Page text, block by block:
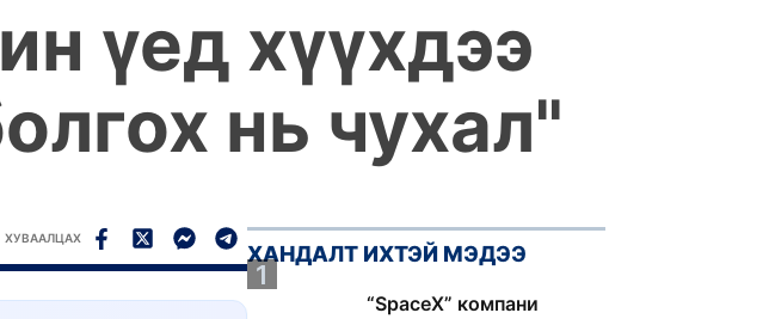
үед хүүхдээ
нь чухал"
ХУВААЛЦАХ
ХАНДАЛТ ИХТЭЙ МЭДЭЭ
1
“SpaceX” компани